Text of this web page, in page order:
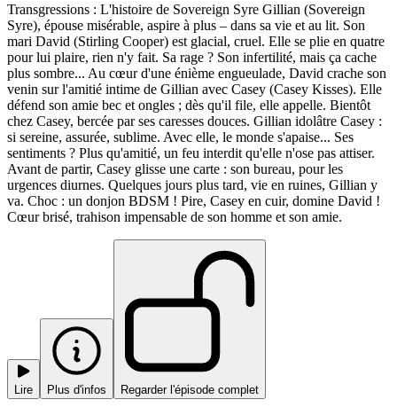
Transgressions : L'histoire de Sovereign Syre Gillian (Sovereign
Syre), épouse misérable, aspire à plus – dans sa vie et au lit. Son
mari David (Stirling Cooper) est glacial, cruel. Elle se plie en quatre
pour lui plaire, rien n'y fait. Sa rage ? Son infertilité, mais ça cache
plus sombre... Au cœur d'une énième engueulade, David crache son
venin sur l'amitié intime de Gillian avec Casey (Casey Kisses). Elle
défend son amie bec et ongles ; dès qu'il file, elle appelle. Bientôt
chez Casey, bercée par ses caresses douces. Gillian idolâtre Casey :
si sereine, assurée, sublime. Avec elle, le monde s'apaise... Ses
sentiments ? Plus qu'amitié, un feu interdit qu'elle n'ose pas attiser.
Avant de partir, Casey glisse une carte : son bureau, pour les
urgences diurnes. Quelques jours plus tard, vie en ruines, Gillian y
va. Choc : un donjon BDSM ! Pire, Casey en cuir, domine David !
Cœur brisé, trahison impensable de son homme et son amie.
Lire Plus d'infos Regarder l'épisode complet